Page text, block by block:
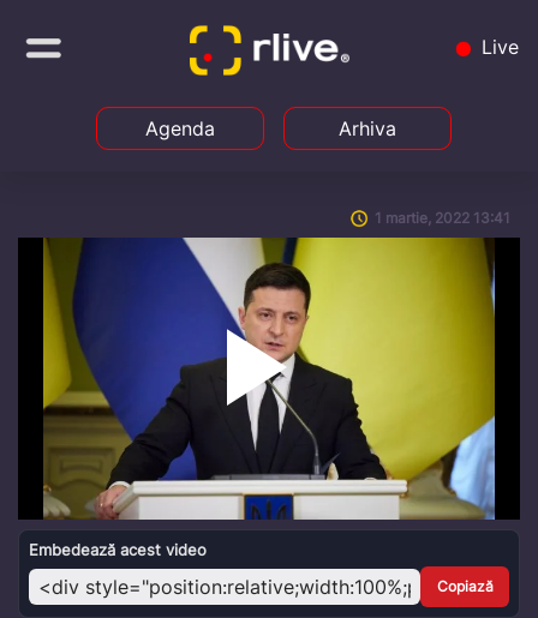
Live
Agenda Arhiva
1 martie, 2022 13:41
Play
Video
Embedează acest video
Copiază